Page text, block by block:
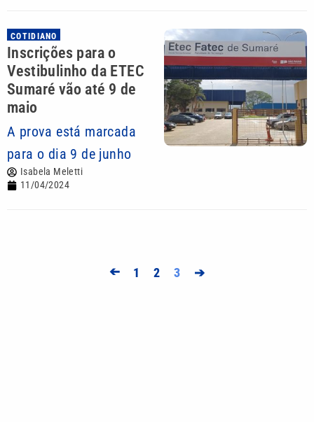
COTIDIANO
Inscrições para o
Vestibulinho da ETEC
Sumaré vão até 9 de
maio
A prova está marcada
para o dia 9 de junho
Isabela Meletti
11/04/2024
➔ 1 2 3 ➔